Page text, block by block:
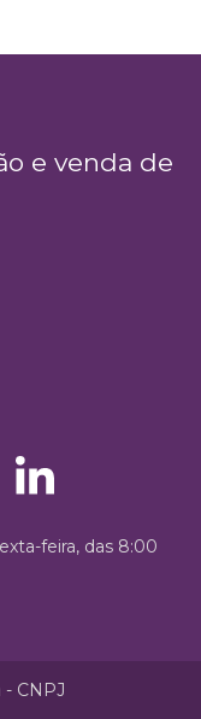
e venda de
feira, das 8:00
CNPJ